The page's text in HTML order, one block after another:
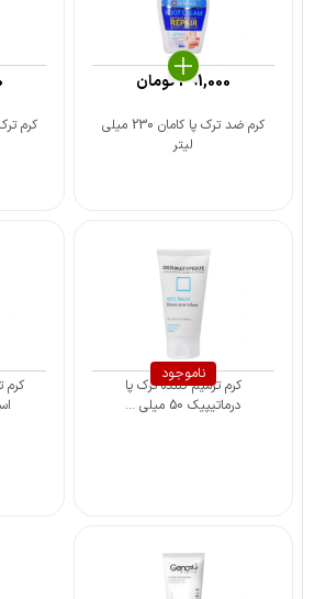
کرم ضد ترک پا کامان 230 میلی
لیتر
491,000تومان
کرم
ناموجود
کرم ترمیم کننده ترک پا
درماتیپیک 50 میلی ...
کرم